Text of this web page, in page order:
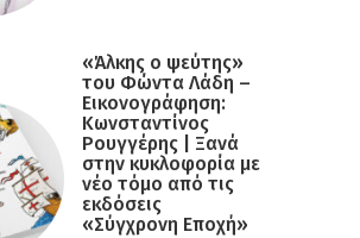
«Άλκης ο ψεύτης»
του Φώντα Λάδη –
Εικονογράφηση:
Κωνσταντίνος
Ρουγγέρης | Ξανά
στην κυκλοφορία με
νέο τόμο από τις
εκδόσεις
«Σύγχρονη Εποχή»